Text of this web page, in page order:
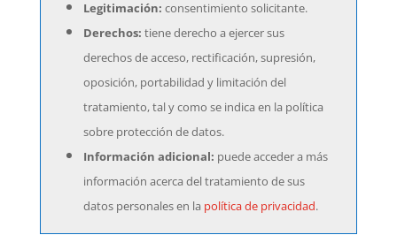
Legitimación: consentimiento solicitante.
Derechos: tiene derecho a ejercer sus
derechos de acceso, rectificación, supresión,
oposición, portabilidad y limitación del
tratamiento, tal y como se indica en la política
sobre protección de datos.
Información adicional: puede acceder a más
información acerca del tratamiento de sus
datos personales en la política de privacidad.